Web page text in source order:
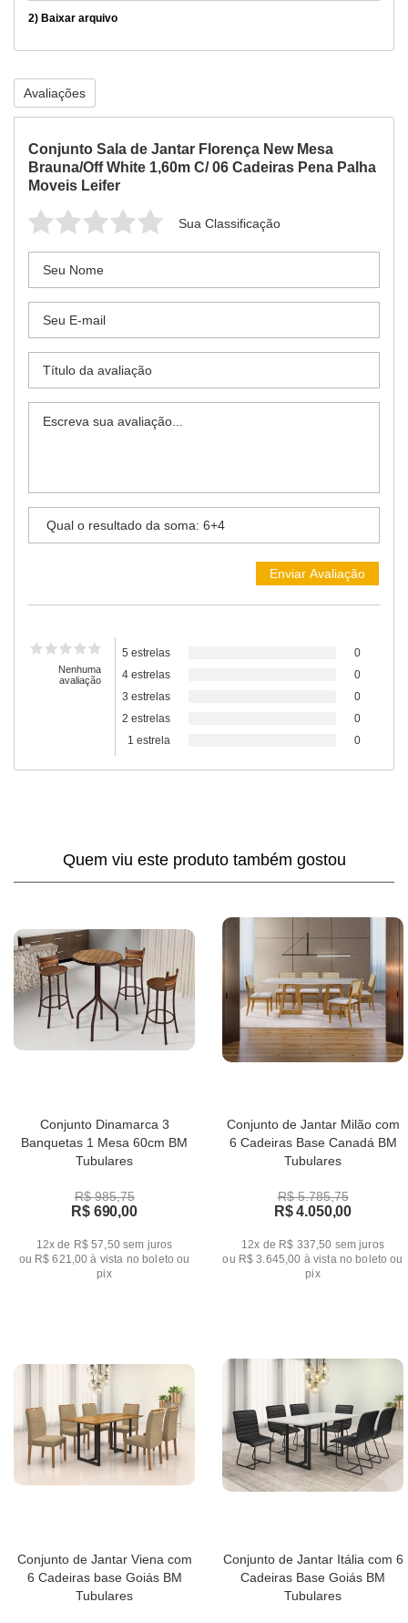
2) Baixar arquivo
Avaliações
Conjunto Sala de Jantar Florença New Mesa
Brauna/Off White 1,60m C/ 06 Cadeiras Pena Palha
Moveis Leifer
Sua Classificação
Nenhuma
avaliação
5 estrelas
0
4 estrelas
0
3 estrelas
0
2 estrelas
0
1 estrela
0
Quem viu este produto também gostou
Conjunto Dinamarca 3
Banquetas 1 Mesa 60cm BM
Tubulares
R$ 985,75
R$ 690,00
12x de R$ 57,50 sem juros
ou R$ 621,00 à vista no boleto ou
pix
Conjunto de Jantar Milão com
6 Cadeiras Base Canadá BM
Tubulares
R$ 5.785,75
R$ 4.050,00
12x de R$ 337,50 sem juros
ou R$ 3.645,00 à vista no boleto ou
pix
Conjunto de Jantar Viena com
6 Cadeiras base Goiás BM
Tubulares
Conjunto de Jantar Itália com 6
Cadeiras Base Goiás BM
Tubulares